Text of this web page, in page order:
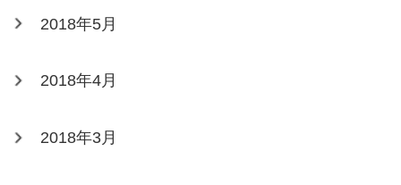
2018年5月
2018年4月
2018年3月